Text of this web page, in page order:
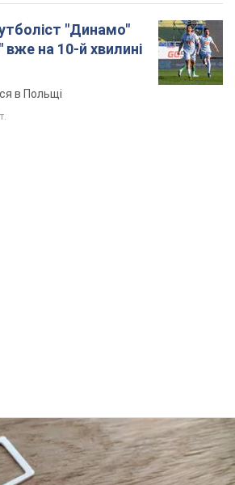
"Динамо"
вже на 10-й хвилині
в Польщі